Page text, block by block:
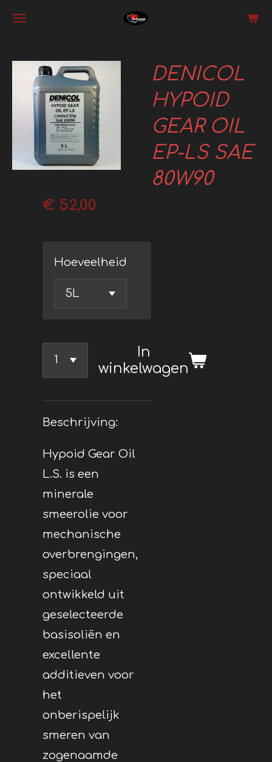
Ga
hoofdinhoud
DENICOL
HYPOID
GEAR OIL
EP-LS SAE
80W90
€ 52,00
Hoeveelheid
In
winkelwagen
Beschrijving:
Hypoid Gear Oil
L.S. is een
minerale
smeerolie voor
mechanische
overbrengingen,
speciaal
ontwikkeld uit
geselecteerde
basisoliën en
excellente
additieven voor
het
onberispelijk
smeren van
zogenaamde